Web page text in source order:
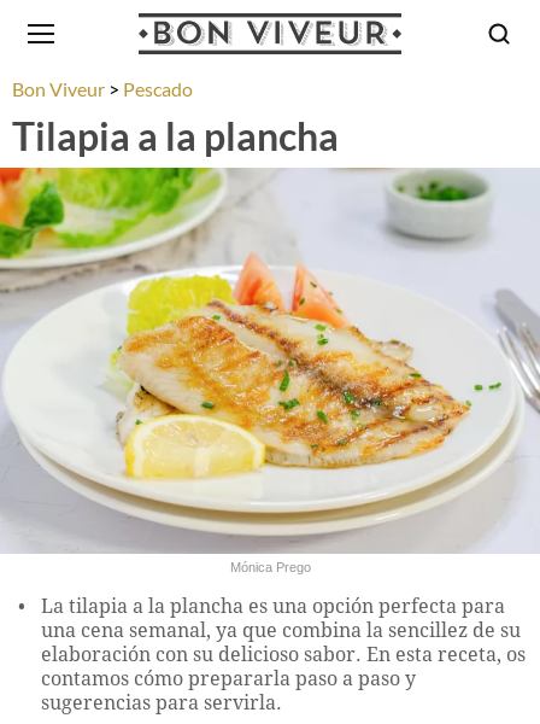
Bon Viveur Pescado
Tilapia a la plancha
Mónica Prego
La tilapia a la plancha es una opción perfecta para
una cena semanal, ya que combina la sencillez de su
elaboración con su delicioso sabor. En esta receta, os
contamos cómo prepararla paso a paso y
sugerencias para servirla.